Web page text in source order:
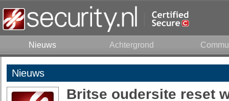
Nieuws Achtergrond
Nieuws
Britse oudersite reset